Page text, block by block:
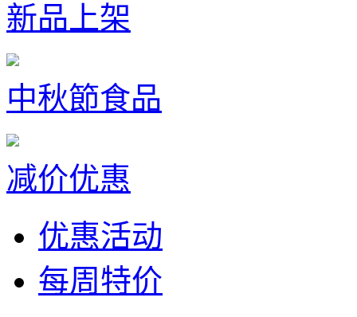
新品上架
中秋節食品
减价优惠
优惠活动
每周特价